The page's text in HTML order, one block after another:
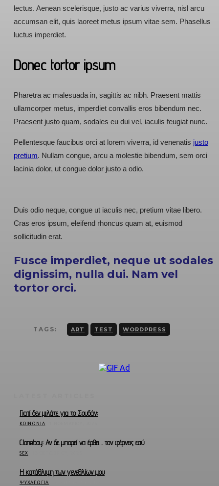
lectus. Aenean scelerisque, justo ac varius viverra, nisl arcu
accumsan elit, quis laoreet metus ipsum vitae sem. Phasellus
luctus imperdiet.
Donec tortor ipsum
Pharetra ac malesuada in, sagittis ac nibh. Praesent mattis
ullamcorper metus, imperdiet convallis eros bibendum nec.
Praesent justo quam, sodales eu dui vel, iaculis feugiat nunc.
Pellentesque faucibus orci at lorem viverra, id venenatis justo
pretium. Nullam congue, arcu a molestie bibendum, sem orci
lacinia dolor, ut congue dolor justo a odio.
Duis odio neque, congue ut iaculis nec, pretium vitae libero.
Cras eros ipsum, eleifend rhoncus quam at, euismod
sollicitudin erat.
Fusce imperdiet, neque ut sodales
dignissim, nulla dui. Nam vel
tortor orci.
TAGS: ART TEST WORDPRESS
Γιατί δεν μιλάτε για το Σουδάν;
ΚΟΙΝΩΝΊΑ
Cloneboy: Αν δε μπορεί να έρθει… τον φέρνεις εσύ
SEX
Η κατάθλιψη των γενεθλίων μου
ΨΥΧΑΓΩΓΊΑ